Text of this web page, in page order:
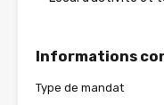
Informations
Type de mandat